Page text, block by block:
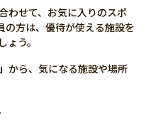
わせて、お気に入りのスポ
の方は、優待が使える施設を
う。
から、気になる施設や場所